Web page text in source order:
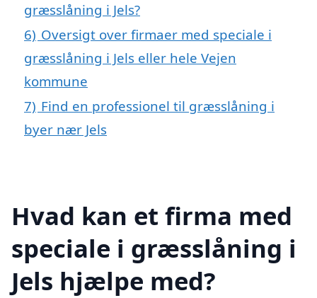
græsslåning i Jels?
6) Oversigt over firmaer med speciale i
græsslåning i Jels eller hele Vejen
kommune
7) Find en professionel til græsslåning i
byer nær Jels
Hvad kan et firma med
speciale i græsslåning i
Jels hjælpe med?